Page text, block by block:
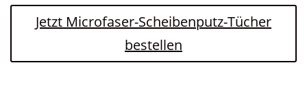
Jetzt Microfaser-Scheibenputz-Tücher
bestellen